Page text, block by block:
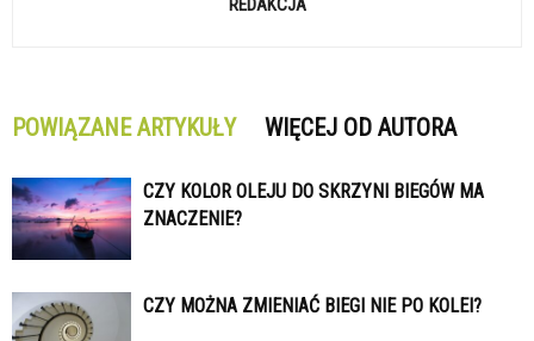
REDAKCJA
POWIĄZANE ARTYKUŁY WIĘCEJ OD AUTORA
CZY KOLOR OLEJU DO SKRZYNI BIEGÓW MA
ZNACZENIE?
CZY MOŻNA ZMIENIAĆ BIEGI NIE PO KOLEI?